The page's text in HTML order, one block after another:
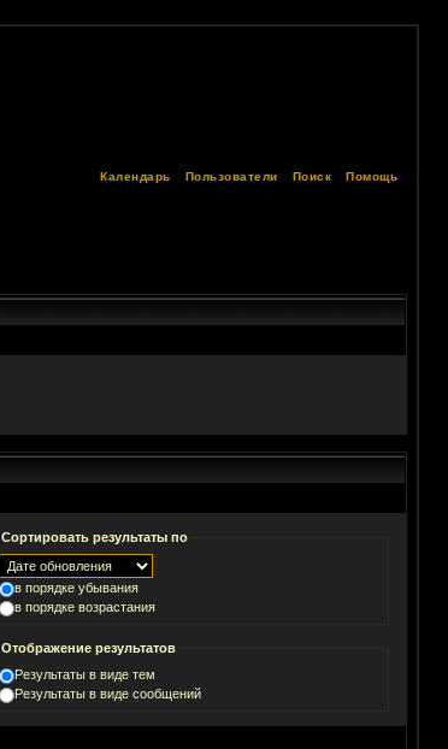
Помощь
Поиск
Пользователи
Календарь
Сортировать результаты по
в порядке убывания
в порядке возрастания
Отображение результатов
Результаты в виде тем
Результаты в виде сообщений